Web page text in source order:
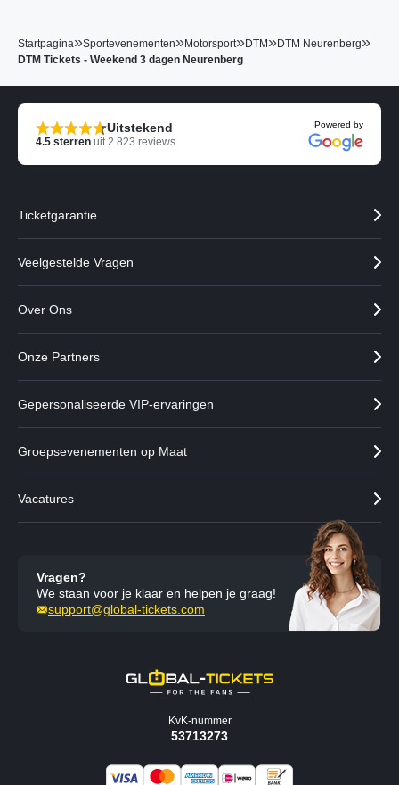
Startpagina»Sportevenementen»Motorsport»DTM »DTM Neurenberg»
DTM Tickets - Weekend 3 dagen Neurenberg
Uitstekend
4.5 sterren uit2.823 reviews
Powered by
Ticketgarantie
Veelgestelde Vragen
Over Ons
Onze Partners
Gepersonaliseerde VIP-ervaringen
Groepsevenementen op Maat
Vacatures
Vragen?
We staan voor je klaar en helpen je graag!
support@global-tickets.com
KvK-nummer
53713273